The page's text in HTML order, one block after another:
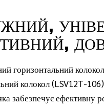
горизонтальний
колокол (LSV12T-
забезпечує ефективну